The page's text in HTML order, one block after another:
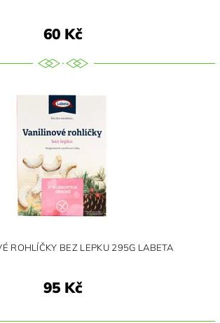
60 Kč
ROHLÍČKY BEZ LEPKU 295G LABETA
95 Kč